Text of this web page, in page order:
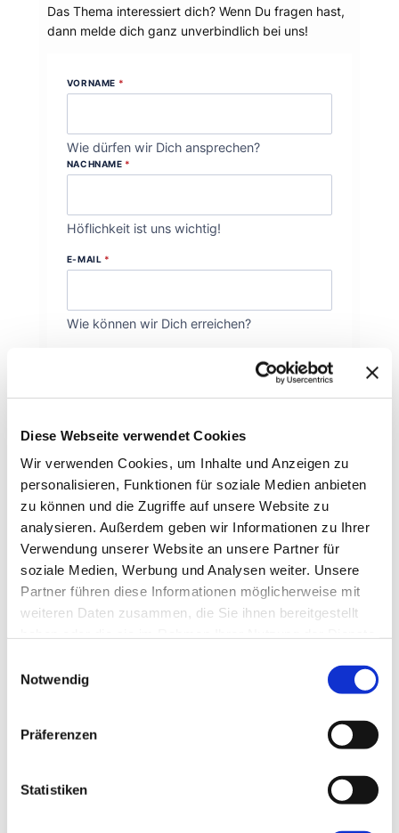
Diese Webseite verwendet Cookies
Wir verwenden Cookies, um Inhalte und Anzeigen zu
personalisieren, Funktionen für soziale Medien anbieten
zu können und die Zugriffe auf unsere Website zu
analysieren. Außerdem geben wir Informationen zu Ihrer
Verwendung unserer Website an unsere Partner für
soziale Medien, Werbung und Analysen weiter. Unsere
Partner führen diese Informationen möglicherweise mit
weiteren Daten zusammen, die Sie ihnen bereitgestellt
Notwendig
Präferenzen
Statistiken
Das Thema interessiert dich? Wenn Du fragen hast,
dann melde dich ganz unverbindlich bei uns!
VORNAME *
Wie dürfen wir Dich ansprechen?
NACHNAME *
Höflichkeit ist uns wichtig!
E-MAIL *
Wie können wir Dich erreichen?
Womit können wir behilflich sein?
Abschicken
Kommentare
Schreibe einen